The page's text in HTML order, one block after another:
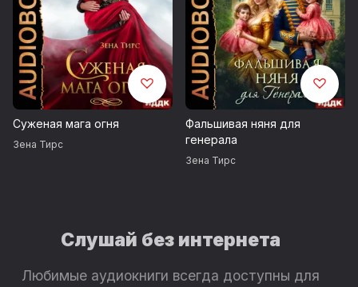
Суженая мага огня
Зена Тирс
Фальшивая няня для
генерала
Зена Тирс
Слушай без интернета
Любимые аудиокниги всегда доступны для